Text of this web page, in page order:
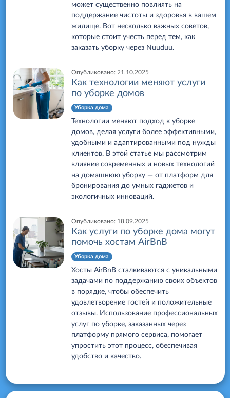
может существенно повлиять на
поддержание чистоты и здоровья в вашем
жилище. Вот несколько важных советов,
которые стоит учесть перед тем, как
заказать уборку через Nuuduu.
Опубликовано: 21.10.2025
Как технологии меняют услуги
по уборке домов
Уборка дома
Технологии меняют подход к уборке
домов, делая услуги более эффективными,
удобными и адаптированными под нужды
клиентов. В этой статье мы рассмотрим
влияние современных и новых технологий
на домашнюю уборку — от платформ для
бронирования до умных гаджетов и
экологичных инноваций.
Опубликовано: 18.09.2025
Как услуги по уборке дома могут
помочь хостам AirBnB
Уборка дома
Хосты AirBnB сталкиваются с уникальными
задачами по поддержанию своих объектов
в порядке, чтобы обеспечить
удовлетворение гостей и положительные
отзывы. Использование профессиональных
услуг по уборке, заказанных через
платформу прямого сервиса, помогает
упростить этот процесс, обеспечивая
удобство и качество.